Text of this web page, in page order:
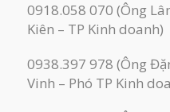
0918.058 070 (Ông
Kiên – TP Kinh doanh)
0938.397 978 (Ông
Vinh – Phó TP Kinh